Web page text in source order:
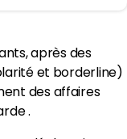
après des
et borderline)
des affaires
.